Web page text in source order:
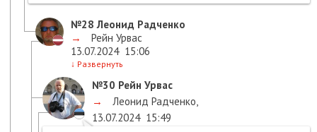
№28 Леонид Радченко
→
Рейн Урвас
13.07.2024 15:06
↓ Развернуть
№30 Рейн Урвас
→
Леонид Радченко
13.07.2024 15:49